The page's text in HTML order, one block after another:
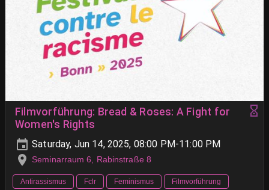
Filmvorführung: Bread & Roses: A Fight for
Women's Rights
Saturday, Jun 14, 2025, 08:00 PM-11:00 PM
Seminarraum 6, Rabinstraße 8
Antirassismus Fclr Feminismus Filmvorführung